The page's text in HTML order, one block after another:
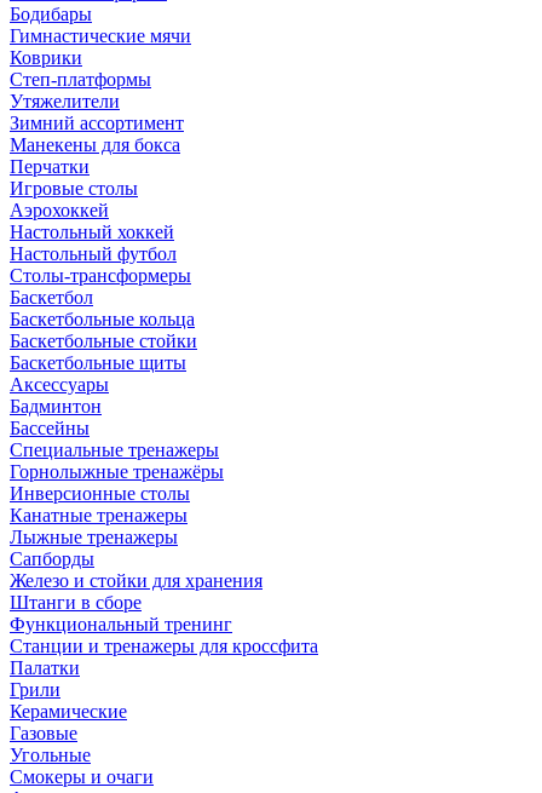
Бодибары
Гимнастические мячи
Коврики
Степ-платформы
Утяжелители
Зимний ассортимент
Манекены для бокса
Перчатки
Игровые столы
Аэрохоккей
Настольный хоккей
Настольный футбол
Столы-трансформеры
Баскетбол
Баскетбольные кольца
Баскетбольные стойки
Баскетбольные щиты
Аксессуары
Бадминтон
Бассейны
Специальные тренажеры
Горнолыжные тренажёры
Инверсионные столы
Канатные тренажеры
Лыжные тренажеры
Сапборды
Железо и стойки для хранения
Штанги в сборе
Функциональный тренинг
Станции и тренажеры для кроссфита
Палатки
Грили
Керамические
Газовые
Угольные
Смокеры и очаги